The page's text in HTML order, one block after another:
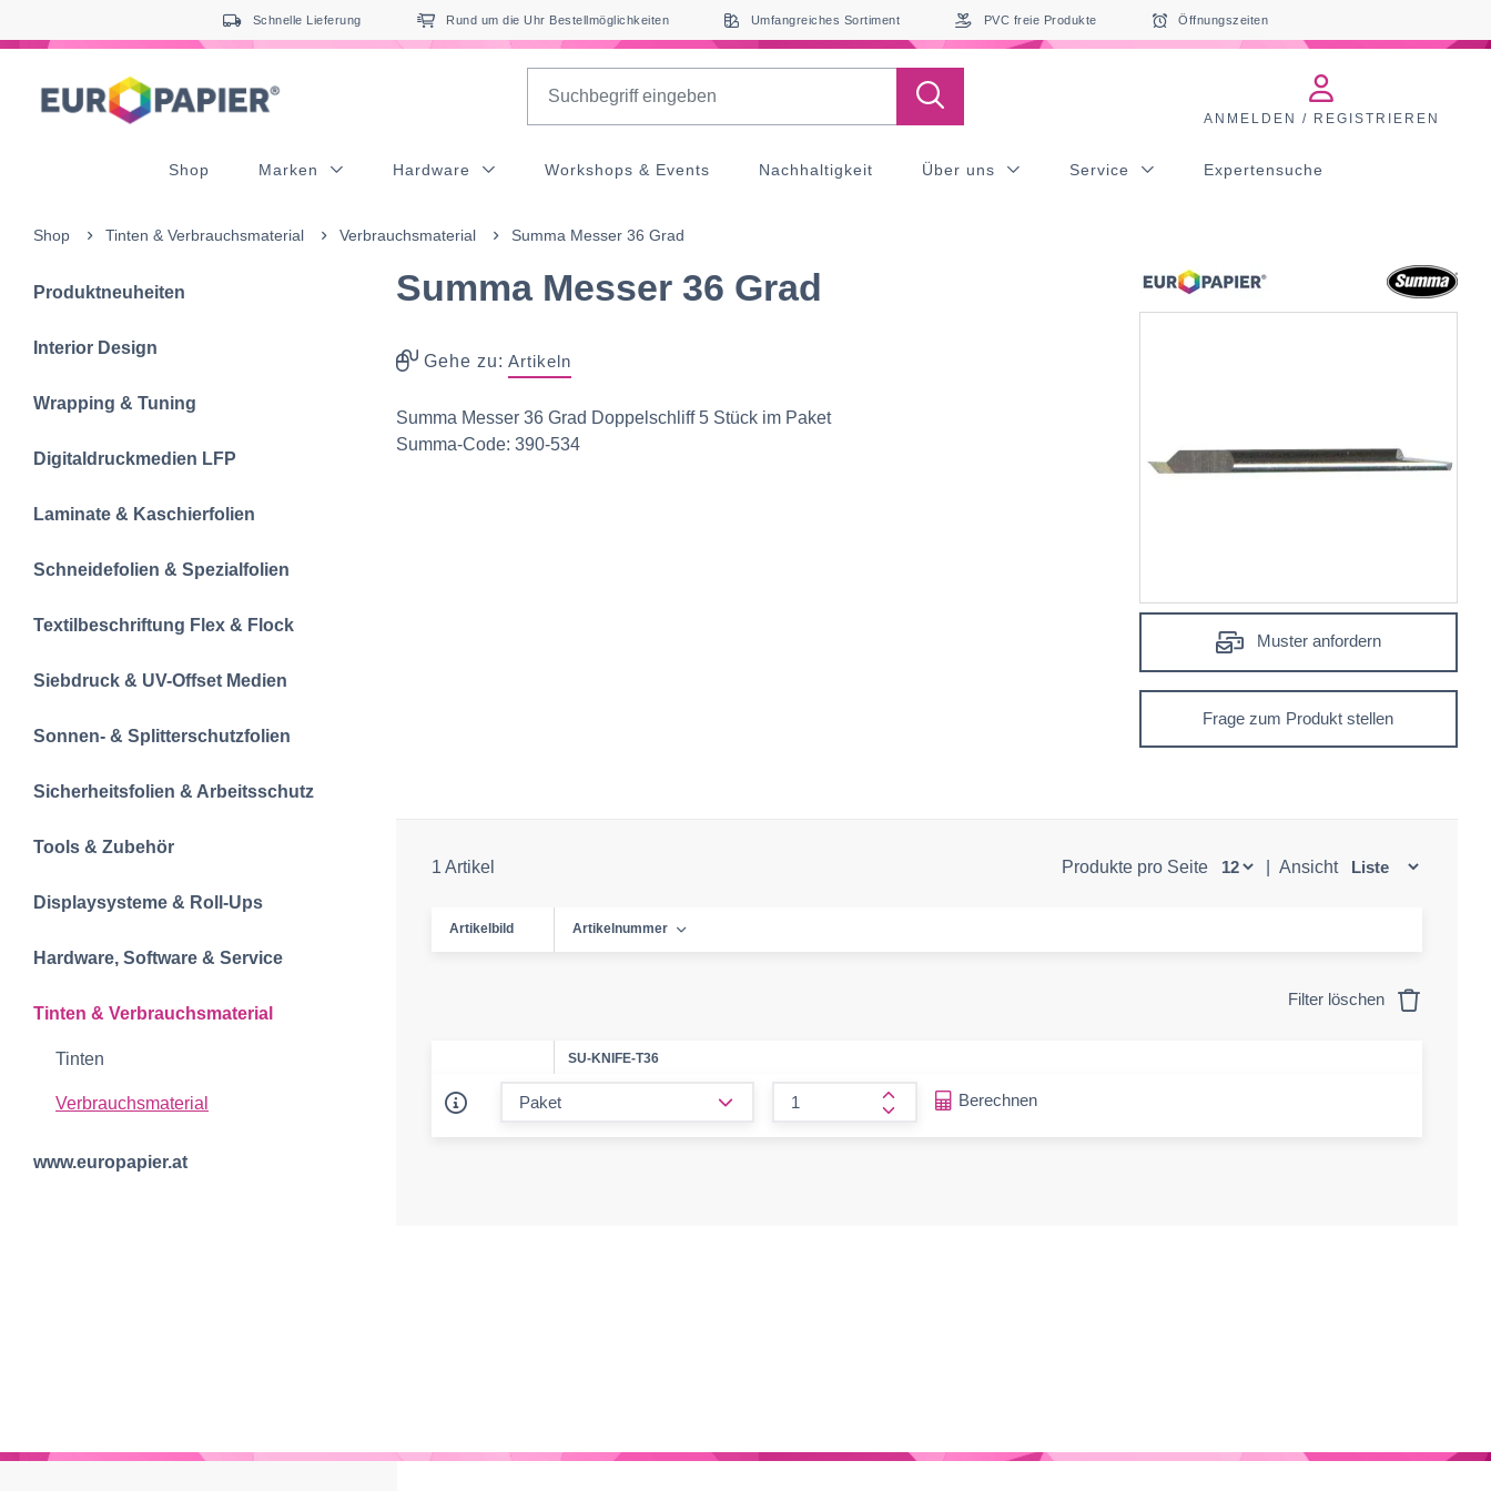
Schnelle Lieferung Rund um die Uhr Bestellmöglichkeiten Umfangreiches Sortiment PVC freie Produkte Öffnungszeiten
ANMELDEN / REGISTRIEREN
Shop Marken Hardware Workshops & Events Nachhaltigkeit Über uns Service Expertensuche
Shop Tinten & Verbrauchsmaterial Verbrauchsmaterial Summa Messer 36 Grad
Produktneuheiten
Interior Design
Wrapping & Tuning
Digitaldruckmedien LFP
Laminate & Kaschierfolien
Schneidefolien &‍ Spezialfolien
Textilbeschriftun‍g‍ Flex & Flock
Siebdruck & UV-Offset Medien
Sonnen- & Splitterschutzfolien
Sicherheitsfolien & Arbeitsschutz
Tools & Zubehör
Displaysysteme & Roll-Ups
Hardware, Software & Service
Tinten & Verbrauchsmaterial
Tinten
Verbrauchsmaterial
www.europapier.at
Summa Messer 36 Grad
Gehe zu: Artikeln
Summa Messer 36 Grad Doppelschliff 5 Stück im Paket
Summa-Code: 390-534
Muster anfordern
Frage zum Produkt stellen
1 Artikel Produkte pro Seite Ansicht
Artikelbild Artikelnummer
Filter löschen
SU-KNIFE-T36
form.increase-amount
Berechnen